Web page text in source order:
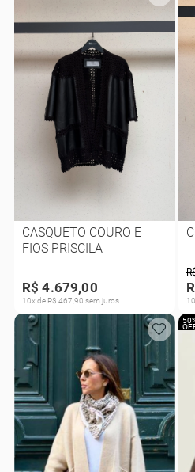
CASQUETO COURO E
FIOS PRISCILA
R$ 4.679,00
10x de R$ 467,90 sem juros